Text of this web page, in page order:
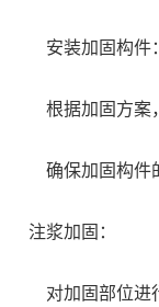
安装加固构件：
根据加固方案，
确保加固构件的
注浆加固：
对加固部位进行